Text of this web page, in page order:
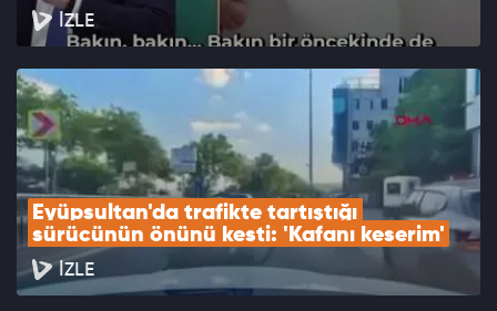
İZLE
Eyüpsultan'da trafikte tartıştığı
sürücünün önünü kesti: 'Kafanı keserim'
İZLE